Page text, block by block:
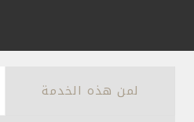
لمن هذه الخدمة